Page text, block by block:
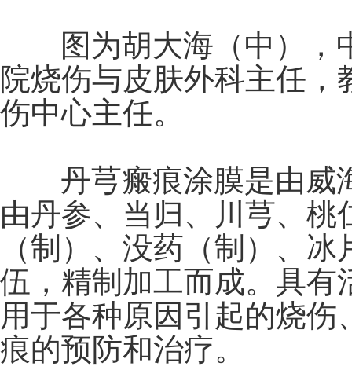
图为胡大海（中），
院烧伤与皮肤外科主任
伤中心主任。
丹芎瘢痕涂膜是由威
由丹参、当归、川芎、
（制）、没药（制）、
伍，精制加工而成。具有
用于各种原因引起的烧
痕的预防和治疗。